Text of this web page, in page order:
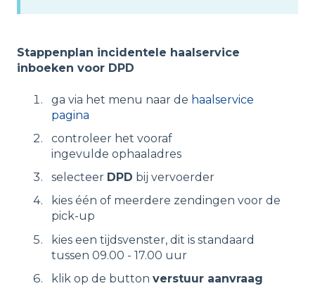
Stappenplan incidentele haalservice
inboeken voor DPD
ga via het menu naar de haalservice
pagina
controleer het vooraf
ingevulde ophaaladres
selecteer DPD bij vervoerder
kies één of meerdere zendingen voor de
pick-up
kies een tijdsvenster, dit is standaard
tussen 09.00 - 17.00 uur
klik op de button verstuur aanvraag